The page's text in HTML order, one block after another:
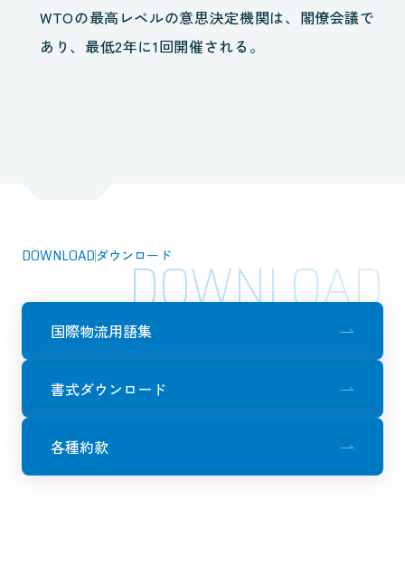
WTOの最高レベルの意思決定機関は、閣僚会議で
あり、最低2年に1回開催される。
DOWNLOAD ダウンロード
DOWNLOAD
国際物流用語集
書式ダウンロード
各種約款